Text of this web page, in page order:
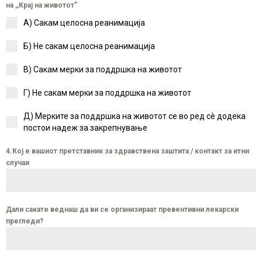
на ,,Крај на животот”
А) Сакам целосна реанимација
Б) Не сакам целосна реанимација
В) Сакам мерки за поддршка на животот
Г) Не сакам мерки за поддршка на животот
Д) Мерките за поддршка на животот се во ред сè додека
постои надеж за закрепнување
4.Кој е вашиот претставник за здравствена заштита / контакт за итни
случаи
Дали сакате веднаш да ви се организираат превентивни лекарски
прегледи?